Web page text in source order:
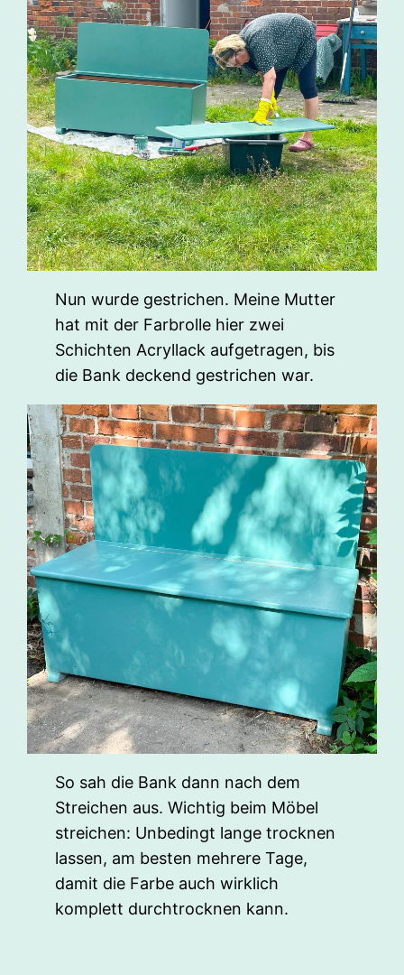
Nun wurde gestrichen. Meine Mutter
hat mit der Farbrolle hier zwei
Schichten Acryllack aufgetragen, bis
die Bank deckend gestrichen war.
So sah die Bank dann nach dem
Streichen aus. Wichtig beim Möbel
streichen: Unbedingt lange trocknen
lassen, am besten mehrere Tage,
damit die Farbe auch wirklich
komplett durchtrocknen kann.